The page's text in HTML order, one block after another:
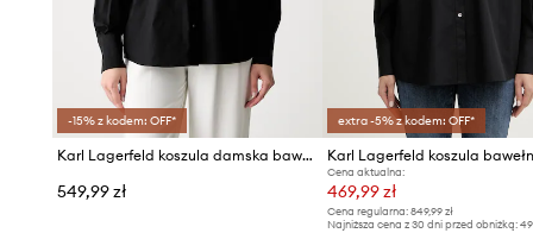
-15% z kodem: OFF*
Karl Lagerfeld koszula damska bawełniana
549,99 zł
extra -5% z kodem: OFF*
Karl Lagerfeld koszula
Cena aktualna:
469,99 zł
Cena regularna:849,99 zł
Najniższa cena z 30 dni przed obniżką: